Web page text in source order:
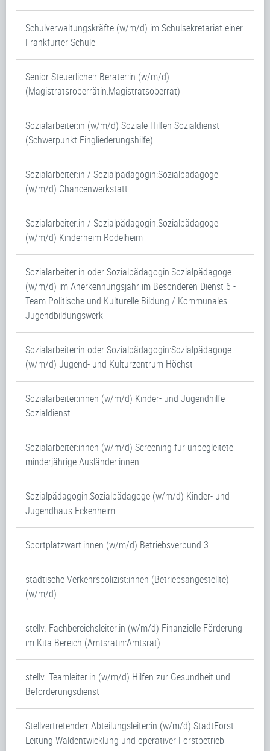
Schulverwaltungskräfte (w/m/d) im Schulsekretariat einer
Frankfurter Schule
Senior Steuerliche:r Berater:in (w/m/d)
(Magistratsroberrätin:Magistratsoberrat)
Sozialarbeiter:in (w/m/d) Soziale Hilfen Sozialdienst
(Schwerpunkt Eingliederungshilfe)
Sozialarbeiter:in / Sozialpädagogin:Sozialpädagoge
(w/m/d) Chancenwerkstatt
Sozialarbeiter:in / Sozialpädagogin:Sozialpädagoge
(w/m/d) Kinderheim Rödelheim
Sozialarbeiter:in oder Sozialpädagogin:Sozialpädagoge
(w/m/d) im Anerkennungsjahr im Besonderen Dienst 6 -
Team Politische und Kulturelle Bildung / Kommunales
Jugendbildungswerk
Sozialarbeiter:in oder Sozialpädagogin:Sozialpädagoge
(w/m/d) Jugend- und Kulturzentrum Höchst
Sozialarbeiter:innen (w/m/d) Kinder- und Jugendhilfe
Sozialdienst
Sozialarbeiter:innen (w/m/d) Screening für unbegleitete
minderjährige Ausländer:innen
Sozialpädagogin:Sozialpädagoge (w/m/d) Kinder- und
Jugendhaus Eckenheim
Sportplatzwart:innen (w/m/d) Betriebsverbund 3
städtische Verkehrspolizist:innen (Betriebsangestellte)
(w/m/d)
stellv. Fachbereichsleiter:in (w/m/d) Finanzielle Förderung
im Kita-Bereich (Amtsrätin:Amtsrat)
stellv. Teamleiter:in (w/m/d) Hilfen zur Gesundheit und
Beförderungsdienst
Stellvertretende:r Abteilungsleiter:in (w/m/d) StadtForst –
Leitung Waldentwicklung und operativer Forstbetrieb